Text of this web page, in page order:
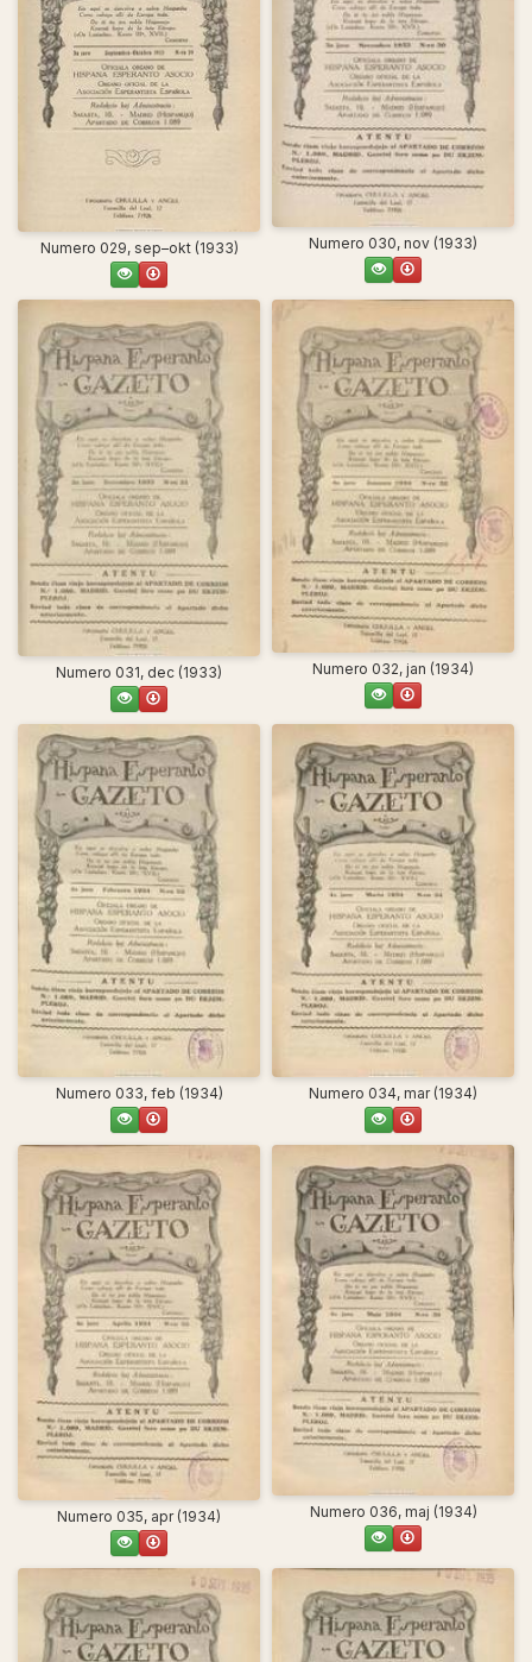
Numero 029, sep–okt (1933) Numero 030, nov (1933)
Numero 031, dec (1933) Numero 032, jan (1934)
Numero 033, feb (1934) Numero 034, mar (1934)
Numero 035, apr (1934) Numero 036, maj (1934)